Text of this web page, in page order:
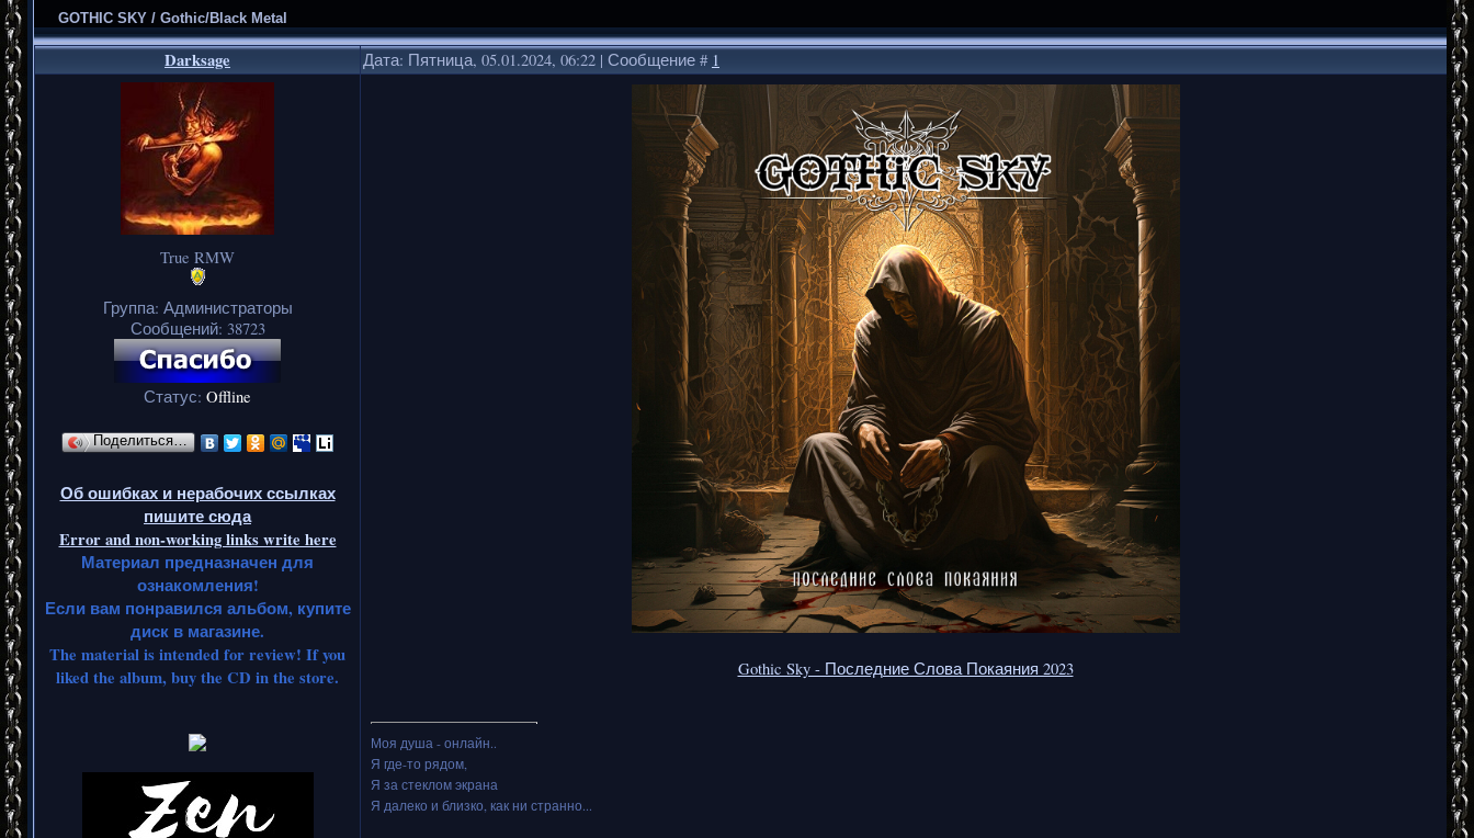
GOTHIC SKY / Gothic/Black Metal
Darksage Дата: Пятница, 05.01.2024, 06:22 | Сообщение # 1
True RMW
Группа: Администраторы
Сообщений: 38723
Статус: Offline
Поделиться…
Об ошибках и нерабочих ссылках
пишите сюда
Error and non-working links write here
Материал предназначен для
ознакомления!
Если вам понравился альбом, купите
диск в магазине.
The material is intended for review! If you
liked the album, buy the CD in the store.
Gothic Sky - П​о​с​л​е​д​н​и​е С​л​о​в​а П​о​к​а​я​н​и​я 2023
Моя душа - онлайн..
Я где-то рядом,
Я за стеклом экрана
Я далеко и близко, как ни странно...